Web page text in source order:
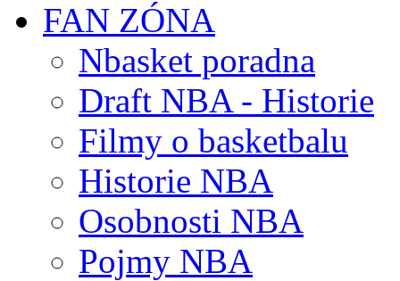
FAN ZÓNA
Nbasket poradna
Draft NBA - Historie
Filmy o basketbalu
Historie NBA
Osobnosti NBA
Pojmy NBA